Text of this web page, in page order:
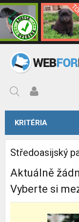
KRITÉRIA
Středoasijský
Aktuálně
Vyberte si